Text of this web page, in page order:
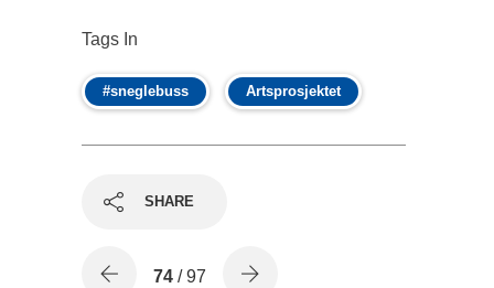
Tags In
#sneglebuss Artsprosjektet
SHARE
74 / 97